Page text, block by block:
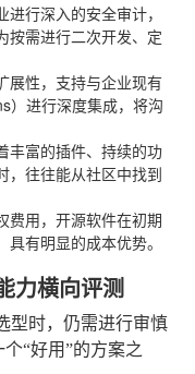
行深入的安全审计，
按需进行二次开发、定
展性，支持与企业现有
）进行深度集成，将沟
丰富的插件、持续的功
，往往能从社区中找到
费用，开源软件在初期
有明显的成本优势。
力横向评测
型时，仍需进行审慎
“好用”的方案之